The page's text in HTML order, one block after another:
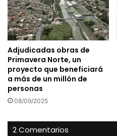
Adjudicadas obras de
Primavera Norte, un
proyecto que beneficiará
a más de un millón de
personas
08/09/2025
2 Comentarios